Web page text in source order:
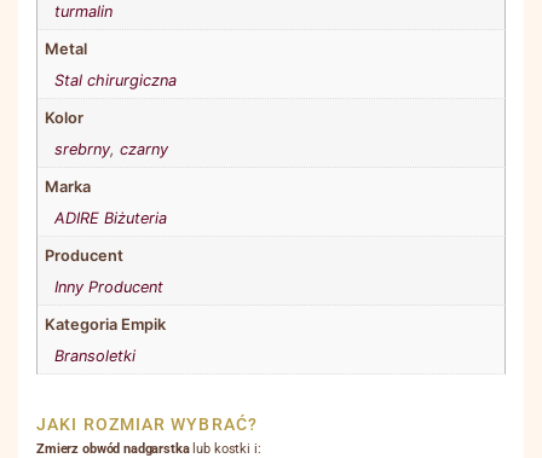
turmalin
Metal
Stal chirurgiczna
Kolor
srebrny, czarny
Marka
ADIRE Biżuteria
Producent
Inny Producent
Kategoria Empik
Bransoletki
JAKI ROZMIAR WYBRAĆ?
Zmierz obwód nadgarstkalub kostki i: